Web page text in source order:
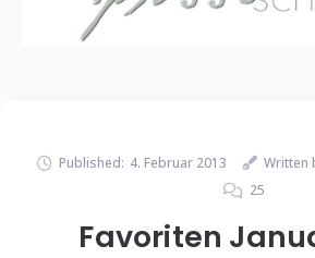
Published: 4. Februar 2013 Written
25
Favoriten